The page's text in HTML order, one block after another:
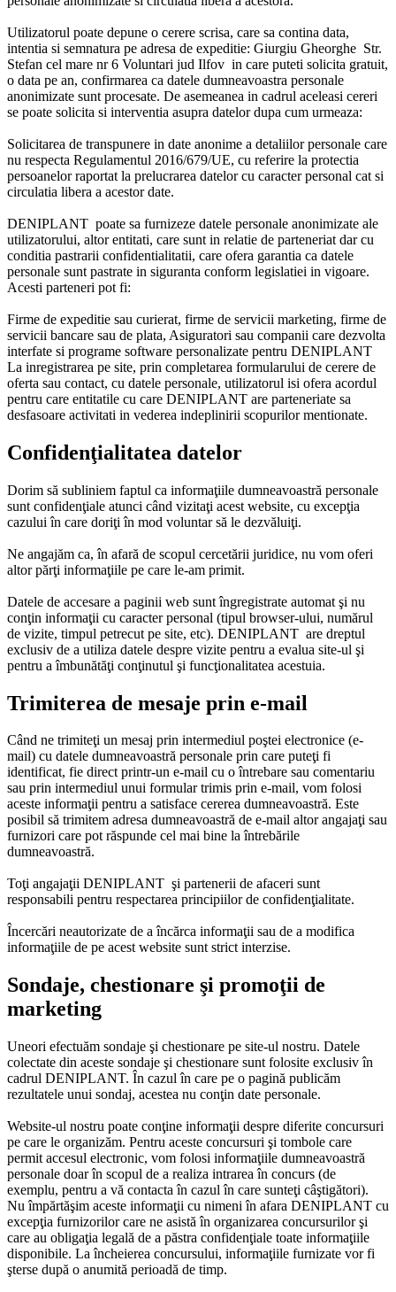
Utilizatorul poate depune o cerere scrisa, care sa contina data,
intentia si semnatura pe adresa de expeditie: Giurgiu Gheorghe Str.
Stefan cel mare nr 6 Voluntari jud Ilfov in care puteti solicita gratuit,
o data pe an, confirmarea ca datele dumneavoastra personale
anonimizate sunt procesate. De asemeanea in cadrul aceleasi cereri
se poate solicita si interventia asupra datelor dupa cum urmeaza:
Solicitarea de transpunere in date anonime a detaliilor personale care
nu respecta Regulamentul 2016/679/UE, cu referire la protectia
persoanelor raportat la prelucrarea datelor cu caracter personal cat si
circulatia libera a acestor date.
DENIPLANT poate sa furnizeze datele personale anonimizate ale
utilizatorului, altor entitati, care sunt in relatie de parteneriat dar cu
conditia pastrarii confidentialitatii, care ofera garantia ca datele
personale sunt pastrate in siguranta conform legislatiei in vigoare.
Acesti parteneri pot fi:
Firme de expeditie sau curierat, firme de servicii marketing, firme de
servicii bancare sau de plata, Asiguratori sau companii care dezvolta
interfate si programe software personalizate pentru DENIPLANT
La inregistrarea pe site, prin completarea formularului de cerere de
oferta sau contact, cu datele personale, utilizatorul isi ofera acordul
pentru care entitatile cu care DENIPLANT are parteneriate sa
desfasoare activitati in vederea indeplinirii scopurilor mentionate.
Confidenţialitatea datelor
Dorim să subliniem faptul ca informaţiile dumneavoastră personale
sunt confidenţiale atunci când vizitaţi acest website, cu excepţia
cazului în care doriţi în mod voluntar să le dezvăluiţi.
Ne angajăm ca, în afară de scopul cercetării juridice, nu vom oferi
altor părţi informaţiile pe care le-am primit.
Datele de accesare a paginii web sunt îngregistrate automat şi nu
conţin informaţii cu caracter personal (tipul browser-ului, numărul
de vizite, timpul petrecut pe site, etc). DENIPLANT are dreptul
exclusiv de a utiliza datele despre vizite pentru a evalua site-ul şi
pentru a îmbunătăţi conţinutul şi funcţionalitatea acestuia.
Trimiterea de mesaje prin e-mail
Când ne trimiteţi un mesaj prin intermediul poştei electronice (e-
mail) cu datele dumneavoastră personale prin care puteţi fi
identificat, fie direct printr-un e-mail cu o întrebare sau comentariu
sau prin intermediul unui formular trimis prin e-mail, vom folosi
aceste informaţii pentru a satisface cererea dumneavoastră. Este
posibil să trimitem adresa dumneavoastră de e-mail altor angajaţi sau
furnizori care pot răspunde cel mai bine la întrebările
dumneavoastră.
Toţi angajaţii DENIPLANT şi partenerii de afaceri sunt
responsabili pentru respectarea principiilor de confidenţialitate.
Încercări neautorizate de a încărca informaţii sau de a modifica
informaţiile de pe acest website sunt strict interzise.
Sondaje, chestionare şi promoţii de
marketing
Uneori efectuăm sondaje şi chestionare pe site-ul nostru. Datele
colectate din aceste sondaje şi chestionare sunt folosite exclusiv în
cadrul DENIPLANT. În cazul în care pe o pagină publicăm
rezultatele unui sondaj, acestea nu conţin date personale.
Website-ul nostru poate conţine informaţii despre diferite concursuri
pe care le organizăm. Pentru aceste concursuri şi tombole care
permit accesul electronic, vom folosi informaţiile dumneavoastră
personale doar în scopul de a realiza intrarea în concurs (de
exemplu, pentru a vă contacta în cazul în care sunteţi câştigători).
Nu împărtăşim aceste informaţii cu nimeni în afara DENIPLANT cu
excepţia furnizorilor care ne asistă în organizarea concursurilor şi
care au obligaţia legală de a păstra confidenţiale toate informaţiile
disponibile. La încheierea concursului, informaţiile furnizate vor fi
şterse după o anumită perioadă de timp.